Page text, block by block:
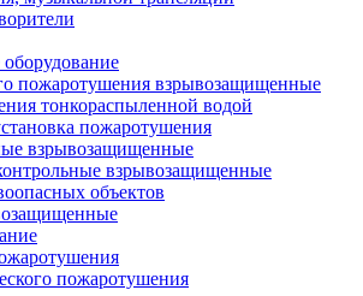
пожаротушения взрывозащищенные
тонкораспыленной водой
пожаротушения
взрывозащищенные
взрывозащищенные
объектов
пожаротушения